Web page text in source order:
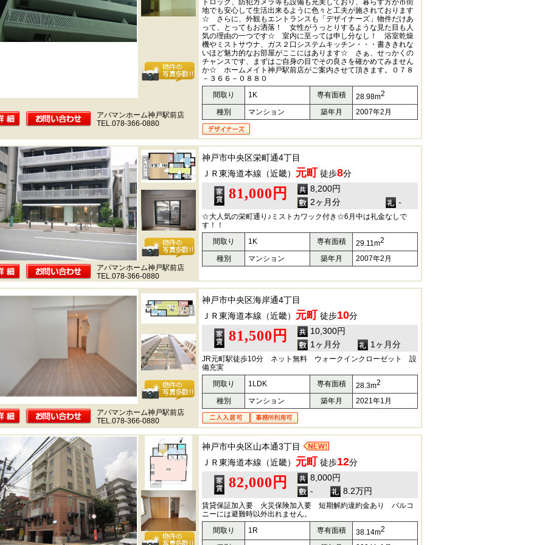
トロック、防犯カメラ等も設備も充実しており、暮らす方が市街
地でも安心して生活出来るように色々と工夫が施されております
☆ さらに、外観もエントランスも「デザイナーズ」物件だけあ
って、とってもお洒落！ 女性がうっとりするような見た目も人
気の理由の一つです☆ 室内に至っては申し分なし！ 浴室乾燥
機やミストサウナ、ガス２口システムキッチン・・・書ききれな
いほど魅力的なお部屋がここにはあります☆ さぁ、せっかくの
チャンスです、まずはご自身の目でその良さを確かめてみません
か☆ ホームメイト神戸駅前店がご案内させて頂きます。０７８
－３６６－０８８０
間取り
1K 専有面積 28.98m2
種別 マンション 築年月 2007年2月
アパマンホーム神戸駅前店
TEL.078-366-0880
神戸市中央区栄町通4丁目
ＪＲ東海道本線（近畿） 元町 徒歩8分
81,000円
8,200円
2ヶ月分
-
☆大人気の栄町通り♪ミストカワック付き☆6月中は礼金なしで
す！！
間取り
1K 専有面積 29.11m2
種別 マンション 築年月
2007年2月
アパマンホーム神戸駅前店
TEL.078-366-0880
神戸市中央区海岸通4丁目
ＪＲ東海道本線（近畿） 元町 徒歩10分
81,500円
10,300円
1ヶ月分
1ヶ月分
JR元町駅徒歩10分 ネット無料 ウォークインクローゼット 設
備充実
間取り
1LDK 専有面積 28.3m2
種別 マンション 築年月
2021年1月
アパマンホーム神戸駅前店
TEL.078-366-0880
神戸市中央区山本通3丁目
ＪＲ東海道本線（近畿） 元町 徒歩12分
82,000円
8,000円
-
8.2万円
賃貸保証加入要 火災保険加入要 短期解約違約金あり バルコ
ニーには避難時以外出れません。
間取り
1R 専有面積 38.14m2